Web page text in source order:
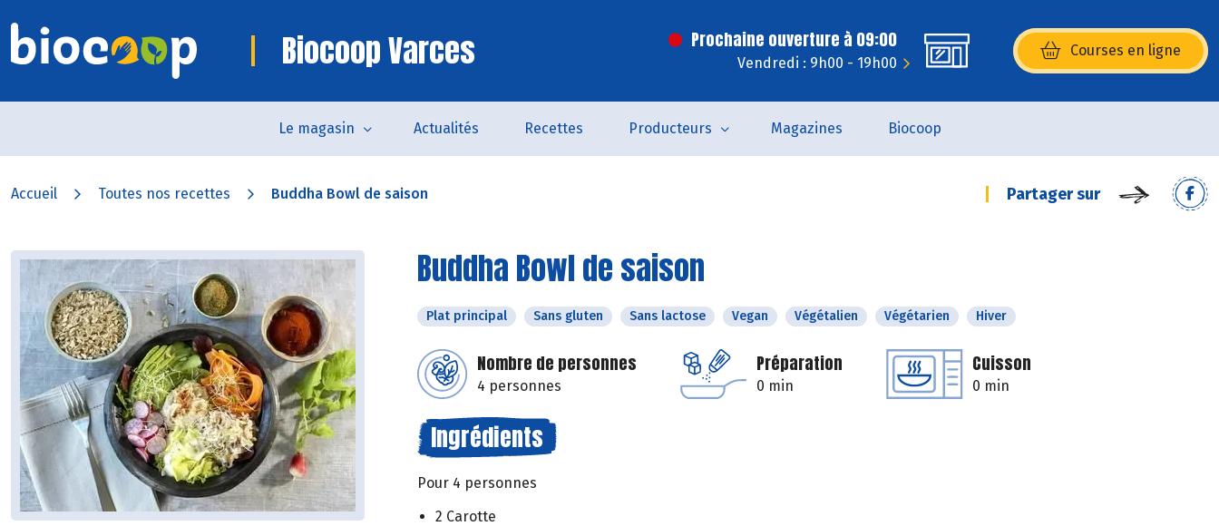
Biocoop Varces Prochaine ouverture à 09:00
Vendredi : 9h00 - 19h00
Courses en ligne
(s’ouvre dans une nouvelle
Le magasin Actualités Recettes Producteurs Magazines Biocoop
Accueil Toutes nos recettes Buddha Bowl de saison Partager sur
Buddha Bowl de saison
Plat principal Sans gluten Sans lactose Vegan Végétalien Végétarien Hiver
Nombre de personnes
4 personnes
Préparation
0 min
Cuisson
0 min
Ingrédients
Pour 4 personnes
2 Carotte